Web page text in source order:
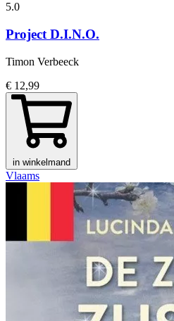
5.0
Project D.I.N.O.
Timon Verbeeck
€ 12,99
in winkelmand
Vlaams